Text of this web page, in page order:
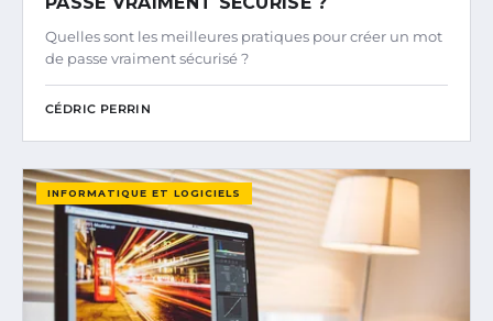
Quelles sont les meilleures pratiques pour créer un mot
de passe vraiment sécurisé ?
CÉDRIC PERRIN
INFORMATIQUE ET LOGICIELS